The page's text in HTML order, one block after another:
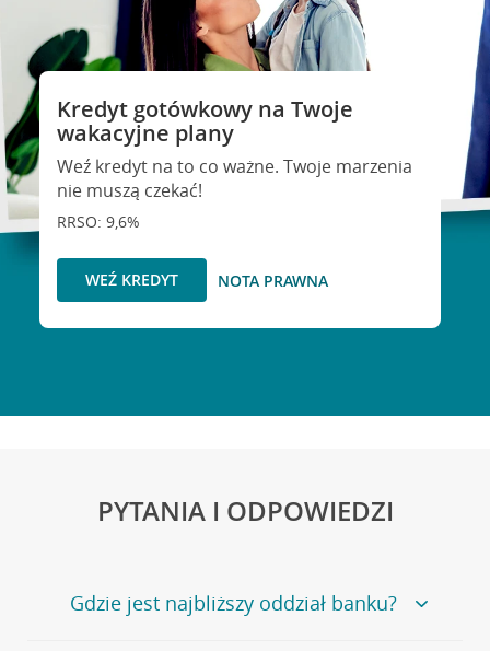
Kredyt gotówkowy na Twoje
wakacyjne plany
Weź kredyt na to co ważne. Twoje marzenia
nie muszą czekać!
RRSO: 9,6%
WEŹ KREDYT NOTA PRAWNA
PYTANIA I ODPOWIEDZI
Gdzie jest najbliższy oddział banku?